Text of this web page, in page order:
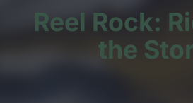
Reel Rock:
the